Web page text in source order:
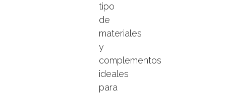
tipo
de
materiales
y
complementos
ideales
para